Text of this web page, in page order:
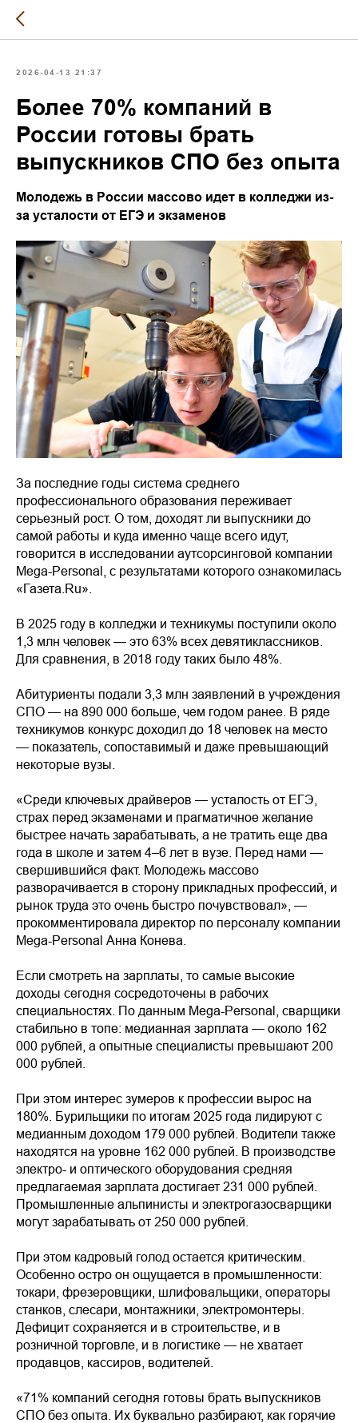
2026-04-13 21:37
Более 70% компаний в
России готовы брать
выпускников СПО без опыта
Молодежь в России массово идет в колледжи из-
за усталости от ЕГЭ и экзаменов
За последние годы система среднего
профессионального образования переживает
серьезный рост. О том, доходят ли выпускники до
самой работы и куда именно чаще всего идут,
говорится в исследовании аутсорсинговой компании
Mega-Personal, с результатами которого ознакомилась
«Газета.Ru».
В 2025 году в колледжи и техникумы поступили около
1,3 млн человек — это 63% всех девятиклассников.
Для сравнения, в 2018 году таких было 48%.
Абитуриенты подали 3,3 млн заявлений в учреждения
СПО — на 890 000 больше, чем годом ранее. В ряде
техникумов конкурс доходил до 18 человек на место
— показатель, сопоставимый и даже превышающий
некоторые вузы.
«Среди ключевых драйверов — усталость от ЕГЭ,
страх перед экзаменами и прагматичное желание
быстрее начать зарабатывать, а не тратить еще два
года в школе и затем 4–6 лет в вузе. Перед нами —
свершившийся факт. Молодежь массово
разворачивается в сторону прикладных профессий, и
рынок труда это очень быстро почувствовал», —
прокомментировала директор по персоналу компании
Mega-Personal Анна Конева.
Если смотреть на зарплаты, то самые высокие
доходы сегодня сосредоточены в рабочих
специальностях. По данным Mega-Personal, сварщики
стабильно в топе: медианная зарплата — около 162
000 рублей, а опытные специалисты превышают 200
000 рублей.
При этом интерес зумеров к профессии вырос на
180%. Бурильщики по итогам 2025 года лидируют с
медианным доходом 179 000 рублей. Водители также
находятся на уровне 162 000 рублей. В производстве
электро- и оптического оборудования средняя
предлагаемая зарплата достигает 231 000 рублей.
Промышленные альпинисты и электрогазосварщики
могут зарабатывать от 250 000 рублей.
При этом кадровый голод остается критическим.
Особенно остро он ощущается в промышленности:
токари, фрезеровщики, шлифовальщики, операторы
станков, слесари, монтажники, электромонтеры.
Дефицит сохраняется и в строительстве, и в
розничной торговле, и в логистике — не хватает
продавцов, кассиров, водителей.
«71% компаний сегодня готовы брать выпускников
СПО без опыта. Их буквально разбирают, как горячие